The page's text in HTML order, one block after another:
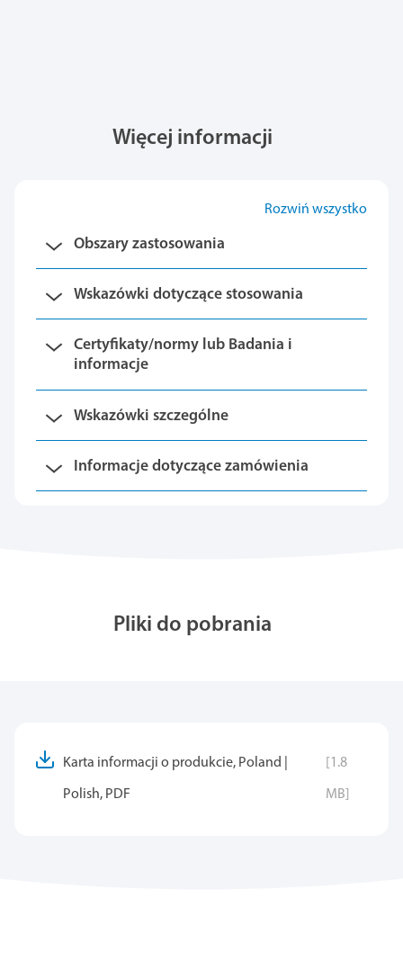
Więcej informacji
Rozwiń wszystko
Obszary zastosowania
Wskazówki dotyczące stosowania
Certyfikaty/normy lub Badania i
informacje
Wskazówki szczególne
Informacje dotyczące zamówienia
Pliki do pobrania
Karta informacji o produkcie, Poland |
Polish, PDF
[1.8
MB]